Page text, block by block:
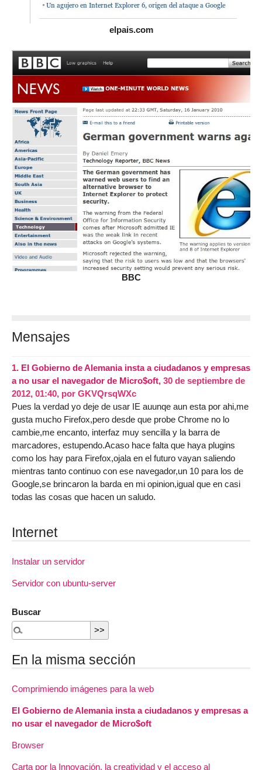
elpais.com
BBC
Mensajes
1. El Gobierno de Alemania insta a ciudadanos y empresas
a no usar el navegador de Micro$oft, 30 de septiembre de
2012, 01:40, por GKVQrsqWXc
Pues la verdad yo deje de usar IE auunqe aun esta por ahi,me
gusta mucho Firefox,pero desde que probe Chrome no lo
cambie,me encanto, interfaz muy sencilla y la barra de
marcadores, estupendo.Acaso hace falta que haya plugins
como los hay para Firefox,ojala en el futuro vayan saliendo
mientras tanto continuo con ese navegador,un 10 para los de
Google,se brincaron la barda en mi opinion,igual que en casi
todas las cosas que hacen un saludo.
Internet
Instalar un servidor
Servidor con ubuntu-server
Buscar
En la misma sección
Comprimiendo imágenes para la web
El Gobierno de Alemania insta a ciudadanos y empresas a
no usar el navegador de Micro$oft
Browser
Carta por la Innovación, la creatividad y el acceso al